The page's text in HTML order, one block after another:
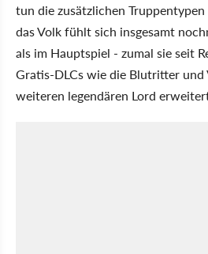
tun die zusätzlichen
das Volk fühlt sich insgesamt
als im Hauptspiel - zumal sie seit
Gratis-DLCs wie die Blutritter und
weiteren legendären Lord